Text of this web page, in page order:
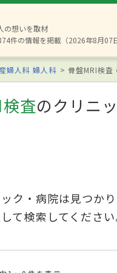
の想いを取材
件の情報を掲載（2026年8月07
婦人科 婦人科 骨盤MRI検査
査のクリニ
ク・病院は見つかり
て検索してください